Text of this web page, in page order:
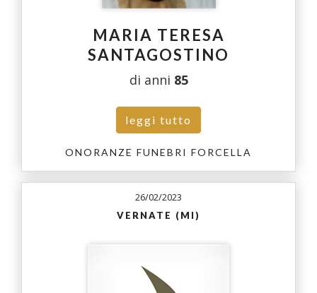
MARIA TERESA
SANTAGOSTINO
di anni 85
leggi tutto
ONORANZE FUNEBRI FORCELLA
26/02/2023
VERNATE (MI)